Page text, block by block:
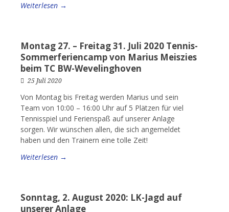
Weiterlesen →
Montag 27. – Freitag 31. Juli 2020 Tennis-
Sommerferiencamp von Marius Meiszies
beim TC BW-Wevelinghoven
25 Juli 2020
Von Montag bis Freitag werden Marius und sein
Team von 10:00 – 16:00 Uhr auf 5 Plätzen für viel
Tennisspiel und Ferienspaß auf unserer Anlage
sorgen. Wir wünschen allen, die sich angemeldet
haben und den Trainern eine tolle Zeit!
Weiterlesen →
Sonntag, 2. August 2020: LK-Jagd auf
unserer Anlage